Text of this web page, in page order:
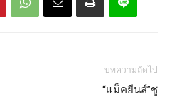
บทความถัดไป
“แม็คยีนส์”ชู